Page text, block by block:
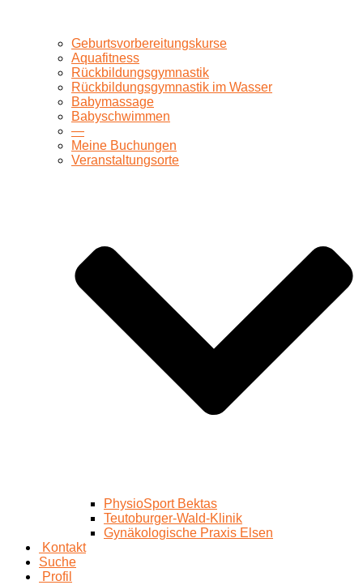
Geburtsvorbereitungskurse
Aquafitness
Rückbildungsgymnastik
Rückbildungsgymnastik im Wasser
Babymassage
Babyschwimmen
—
Meine Buchungen
Veranstaltungsorte
PhysioSport Bektas
Teutoburger-Wald-Klinik
Gynäkologische Praxis Elsen
Kontakt
Suche
Profil